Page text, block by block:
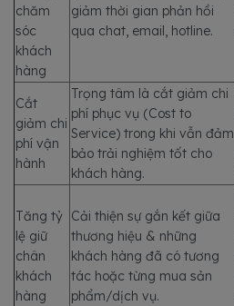
chăm
sóc
khách
hàng
giảm thời gian phản hồi
qua chat, email, hotline.
Cắt
giảm chi
phí vận
hành
Trọng tâm là cắt giảm chi
phí phục vụ (Cost to
Service) trong khi vẫn đảm
bảo trải nghiệm tốt cho
khách hàng.
Tăng tỷ
lệ giữ
chân
khách
hàng
Cải thiện sự gắn kết giữa
thương hiệu & những
khách hàng đã có tương
tác hoặc từng mua sản
phẩm/dịch vụ.